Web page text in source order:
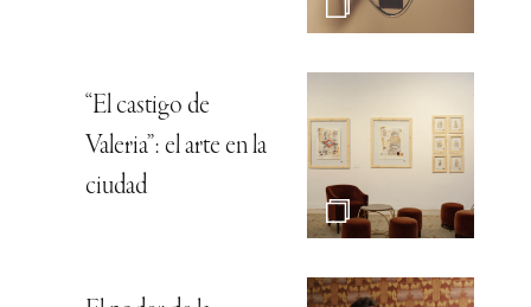
“El castigo de
Valeria”: el arte en la
ciudad